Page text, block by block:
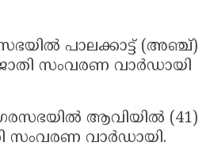
പാലക്കാട്ട് (അഞ്ച്)
സംവരണ വാർഡായി
ആവിയിൽ (41)
സംവരണ വാർഡായി.